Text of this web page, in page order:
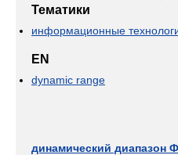
Тематики
информационные
EN
dynamic range
динамический диапазон